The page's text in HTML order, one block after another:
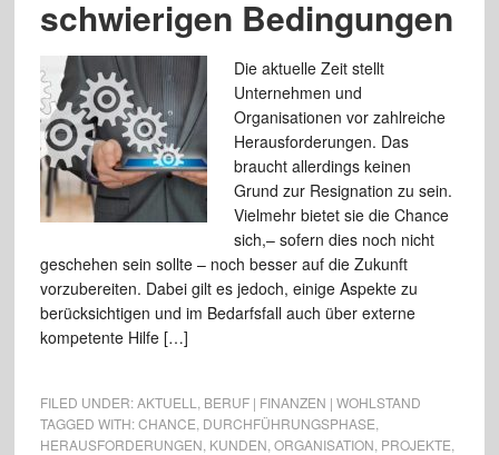
schwierigen Bedingungen
Die aktuelle Zeit stellt
Unternehmen und
Organisationen vor zahlreiche
Herausforderungen. Das
braucht allerdings keinen
Grund zur Resignation zu sein.
Vielmehr bietet sie die Chance
sich,– sofern dies noch nicht
geschehen sein sollte – noch besser auf die Zukunft
vorzubereiten. Dabei gilt es jedoch, einige Aspekte zu
berücksichtigen und im Bedarfsfall auch über externe
kompetente Hilfe […]
FILED UNDER:AKTUELL
BERUF | FINANZEN | WOHLSTAND
TAGGED WITH:CHANCE DURCHFÜHRUNGSPHASE
HERAUSFORDERUNGEN KUNDEN ORGANISATION PROJEKTE